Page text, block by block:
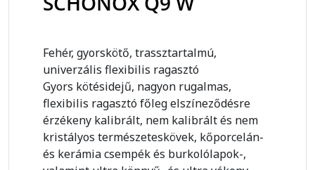
Fehér, gyorskötő, trassztartalmú,
univerzális flexibilis ragasztó
Gyors kötésidejű, nagyon rugalmas,
flexibilis ragasztó főleg elszíneződésre
érzékeny kalibrált, nem kalibrált és nem
kristályos természeteskövek, kőporcelán-
és kerámia csempék és burkolólapok-,